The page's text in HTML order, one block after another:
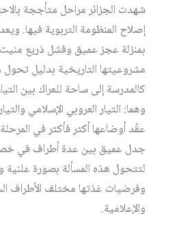
شهدت الجزائر مراحل متأججة
إصلاح المنظومة التربوية فيها.
بمنزلة عجز عميق وفشل ذريع منيت
مشروعيتها التاريخية بدليل
كالمدرسة إلى ساحة للعراك بين
وهما: التيار العروبي الإسلامي
عقّد أوضاعها أكثر فأكثر في
جدل عميق بين عدة أطراف في
لتتحول هذه المسألة بصورة علنية
وفرضيات غذتها مختلف الأطراف
والإعلامية.